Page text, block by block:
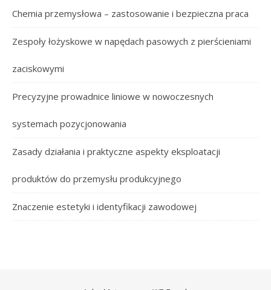
Chemia przemysłowa – zastosowanie i bezpieczna praca
Zespoły łożyskowe w napędach pasowych z pierścieniami
zaciskowymi
Precyzyjne prowadnice liniowe w nowoczesnych
systemach pozycjonowania
Zasady działania i praktyczne aspekty eksploatacji
produktów do przemysłu produkcyjnego
Znaczenie estetyki i identyfikacji zawodowej